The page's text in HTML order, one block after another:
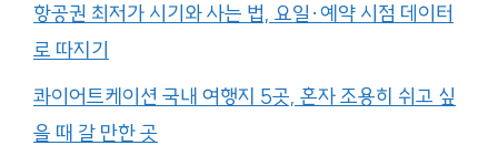
항공권 최저가 시기와 사는 법, 요일·예약 시점 데이터
로 따지기
콰이어트케이션 국내 여행지 5곳, 혼자 조용히 쉬고 싶
을 때 갈 만한 곳